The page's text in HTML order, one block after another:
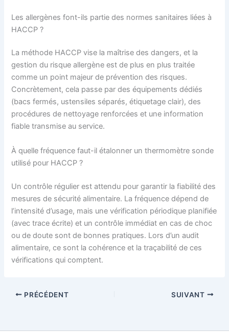
Les allergènes font-ils partie des normes sanitaires liées à
HACCP ?
La méthode HACCP vise la maîtrise des dangers, et la
gestion du risque allergène est de plus en plus traitée
comme un point majeur de prévention des risques.
Concrètement, cela passe par des équipements dédiés
(bacs fermés, ustensiles séparés, étiquetage clair), des
procédures de nettoyage renforcées et une information
fiable transmise au service.
À quelle fréquence faut-il étalonner un thermomètre sonde
utilisé pour HACCP ?
Un contrôle régulier est attendu pour garantir la fiabilité des
mesures de sécurité alimentaire. La fréquence dépend de
l’intensité d’usage, mais une vérification périodique planifiée
(avec trace écrite) et un contrôle immédiat en cas de choc
ou de doute sont de bonnes pratiques. Lors d’un audit
alimentaire, ce sont la cohérence et la traçabilité de ces
vérifications qui comptent.
PRÉCÉDENT SUIVANT